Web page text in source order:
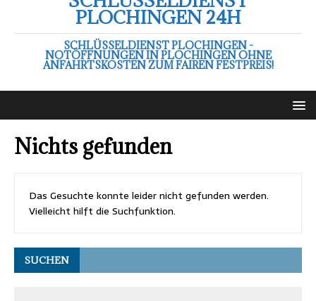
PLOCHINGEN 24H
SCHLÜSSELDIENST PLOCHINGEN -
NOTÖFFNUNGEN IN PLOCHINGEN OHNE
ANFAHRTSKOSTEN ZUM FAIREN FESTPREIS!
Nichts gefunden
Das Gesuchte konnte leider nicht gefunden werden.
Vielleicht hilft die Suchfunktion.
SUCHEN